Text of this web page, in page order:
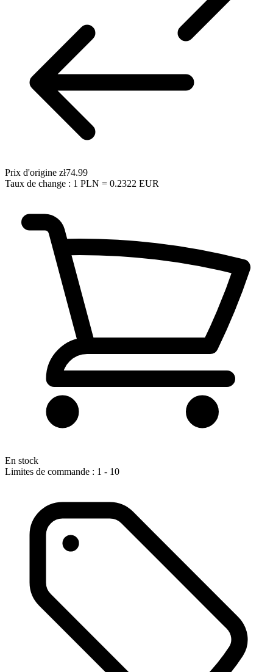
Prix d'origine zł74.99
Taux de change : 1 PLN = 0.2322 EUR
En stock
Limites de commande : 1 - 10